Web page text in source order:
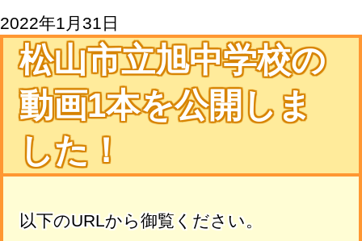
2022年1月31日
松山市立旭中学校の
動画1本を公開しま
した！
以下のURLから御覧ください。